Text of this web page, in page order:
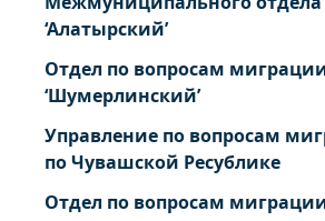
‘Алатырский’
Отдел по вопросам
‘Шумерлинский’
Управление по вопросам
по Чувашской Ресублике
Отдел по вопросам